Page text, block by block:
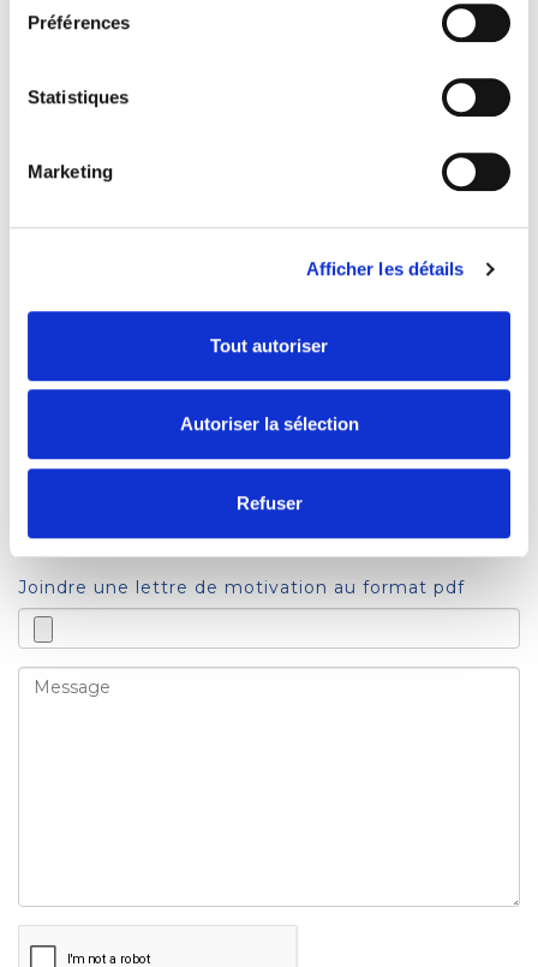
Préférences
Statistiques
Marketing
Afficher les détails
Tout autoriser
Autoriser la sélection
Refuser
Joindre votre CV au format pdf
Joindre une lettre de motivation au format pdf